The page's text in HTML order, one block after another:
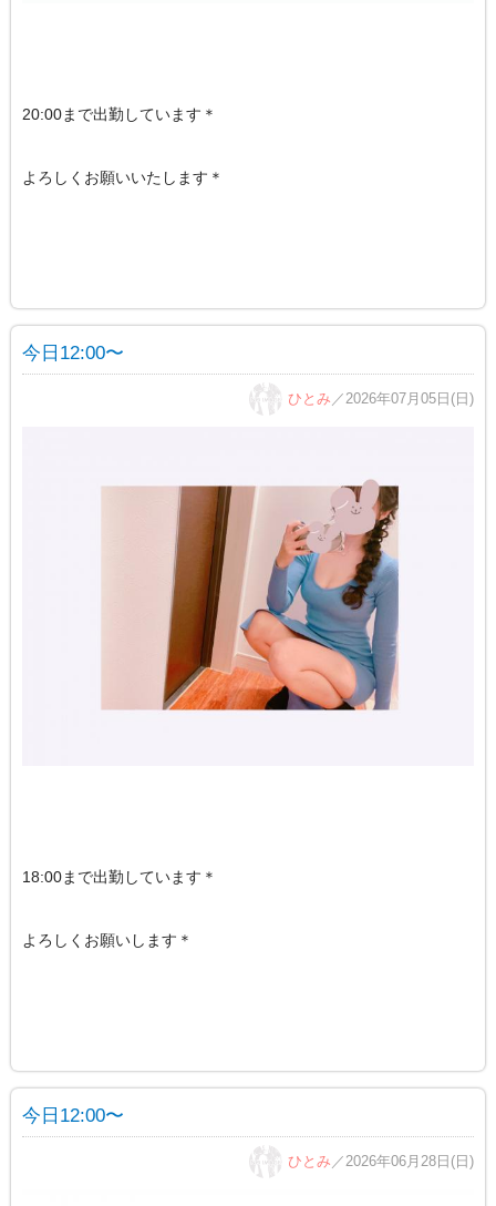
20:00まで出勤しています＊
よろしくお願いいたします＊
今日12:00〜
ひとみ ／2026年07月05日(日)
18:00まで出勤しています＊
よろしくお願いします＊
今日12:00〜
ひとみ ／2026年06月28日(日)